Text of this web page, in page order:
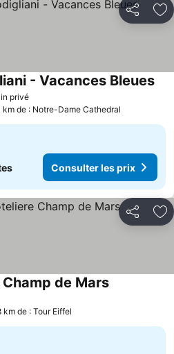
Partager
privé
- Vacances Bleues
km de : Notre-Dame Cathedral
Consulter les prix
Partager
de Mars
km de : Tour Eiffel